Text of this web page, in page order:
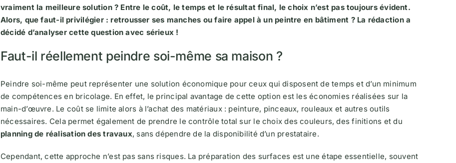
vraiment la meilleure solution ? Entre le coût, le temps et le résultat final, le choix n’est pas toujours évident.
Alors, que faut-il privilégier : retrousser ses manches ou faire appel à un peintre en bâtiment ? La rédaction a
décidé d’analyser cette question avec sérieux !
Faut-il réellement peindre soi-même sa maison ?
Peindre soi-même peut représenter une solution économique pour ceux qui disposent de temps et d’un minimum
de compétences en bricolage. En effet, le principal avantage de cette option est les économies réalisées sur la
main-d’œuvre. Le coût se limite alors à l’achat des matériaux : peinture, pinceaux, rouleaux et autres outils
nécessaires. Cela permet également de prendre le contrôle total sur le choix des couleurs, des finitions et du
planning de réalisation des travaux, sans dépendre de la disponibilité d’un prestataire.
Cependant, cette approche n’est pas sans risques. La préparation des surfaces est une étape essentielle, souvent